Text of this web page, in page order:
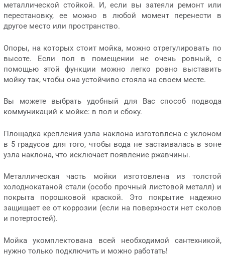
металлической стойкой. И, если вы затеяли ремонт или
перестановку, ее можно в любой момент перенести в
другое место или пространство.
Опоры, на которых стоит мойка, можно отрегулировать по
высоте. Если пол в помещении не очень ровный, с
помощью этой функции можно легко ровно выставить
мойку так, чтобы она устойчиво стояла на своем месте.
Вы можете выбрать удобный для Вас способ подвода
коммуникаций к мойке: в пол и сбоку.
Площадка крепления узла наклона изготовлена с уклоном
в 5 градусов для того, чтобы вода не застаивалась в зоне
узла наклона, что исключает появление ржавчины.
Металлическая часть мойки изготовлена из толстой
холоднокатаной стали (особо прочный листовой металл) и
покрыта порошковой краской. Это покрытие надежно
защищает ее от коррозии (если на поверхности нет сколов
и потертостей).
Мойка укомплектована всей необходимой сантехникой,
нужно только подключить и можно работать!